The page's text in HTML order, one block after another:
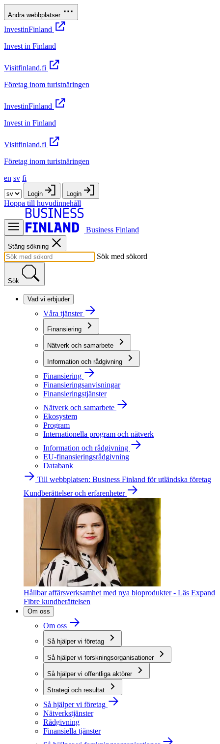
Andra webbplatser
InvestinFinland
Invest in Finland
Visitfinland.fi
Företag inom turistnäringen
InvestinFinland
Invest in Finland
Visitfinland.fi
Företag inom turistnäringen
en sv fi
Login Login
Hoppa till huvudinnehåll
Business Finland
Stäng sökning
Sök med sökord
Sök
Vad vi erbjuder
Våra tjänster
Finansiering
Nätverk och samarbete
Information och rådgivning
Finansiering
Finansieringsanvisningar
Finansieringstjänster
Nätverk och samarbete
Ekosystem
Program
Internationella program och nätverk
Information och rådgivning
EU-finansieringsrådgivning
Databank
Till webbplatsen: Business Finland för utländska företag
Kundberättelser och erfarenheter
Hållbar affärsverksamhet med nya bioprodukter - Läs Expand
Fibre kundberättelsen
Om oss
Om oss
Så hjälper vi företag
Så hjälper vi forskningsorganisationer
Så hjälper vi offentliga aktörer
Strategi och resultat
Så hjälper vi företag
Nätverkstjänster
Rådgivning
Finansiella tjänster